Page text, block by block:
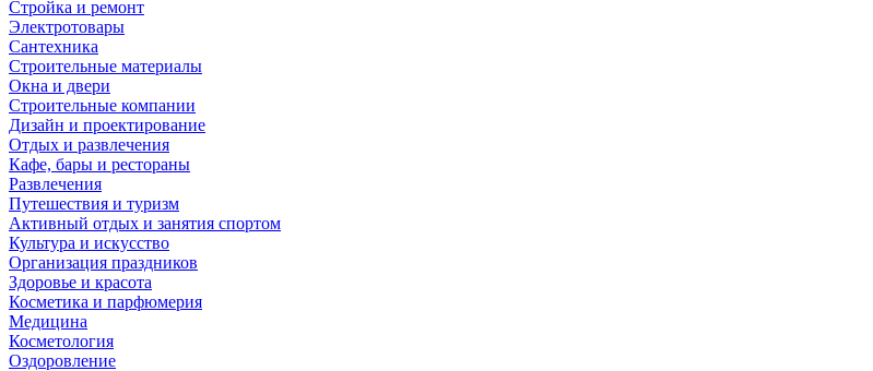
Стройка и ремонт
Электротовары
Сантехника
Строительные материалы
Окна и двери
Строительные компании
Дизайн и проектирование
Отдых и развлечения
Кафе, бары и рестораны
Развлечения
Путешествия и туризм
Активный отдых и занятия спортом
Культура и искусство
Организация праздников
Здоровье и красота
Косметика и парфюмерия
Медицина
Косметология
Оздоровление